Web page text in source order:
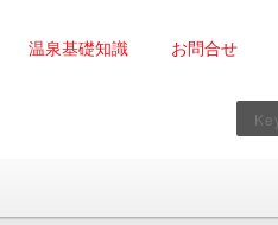
温泉基礎知識 お問合せ